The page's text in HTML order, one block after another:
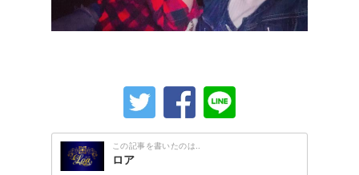
この記事を書いたのは..
ロア